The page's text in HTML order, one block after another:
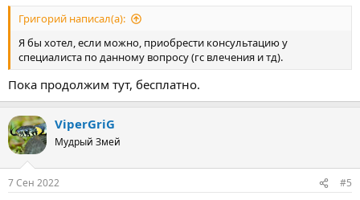
Григорий написал(а):
Я бы хотел, если можно, приобрести консультацию у
специалиста по данному вопросу (гс влечения и тд).
Пока продолжим тут, бесплатно.
ViperGriG
Мудрый Змей
7 Сен 2022 #5